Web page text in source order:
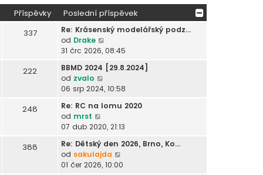
t
p
o
s
d
n
í
p
ř
í
s
p
ě
v
r
a
z
t
o
l
e
d
n
í
p
í
Příspěvky Poslední příspěvek
337
Re: Krásenský modelářský podz…
od Drake
o
b
r
z
i
p
s
l
e
31 črc 2026, 08:45
222
BBMD 2024 [29.8.2024]
od zvalo
o
r
z
i
t
p
06 srp 2024, 10:58
248
Re: RC na lomu 2020
od mrst
o
a
z
07 dub 2020, 21:13
388
Re: Dětský den 2026, Brno, Ko…
od sakulajda
o
01 čer 2026, 10:00